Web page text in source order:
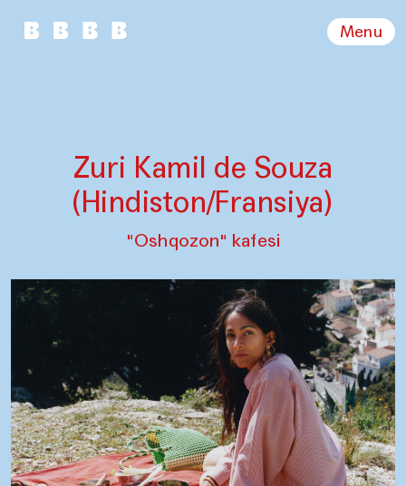
Menu
Zuri Kamil de Souza
(Hindiston/Fransiya)
"Oshqozon" kafesi